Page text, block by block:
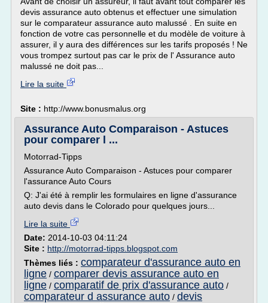
devis assurance auto obtenus et effectuer une simulation
sur le comparateur assurance auto malussé . En suite en
fonction de votre cas personnelle et du modèle de voiture à
assurer, il y aura des différences sur les tarifs proposés ! Ne
vous trompez surtout pas car le prix de l' Assurance auto
malussé ne doit pas...
Lire la suite
Site : http://www.bonusmalus.org
Assurance Auto Comparaison - Astuces
pour comparer l ...
Motorrad-Tipps
Assurance Auto Comparaison - Astuces pour comparer
l'assurance Auto Cours
Q: J'ai été à remplir les formulaires en ligne d'assurance
auto devis dans le Colorado pour quelques jours...
Lire la suite
Date: 2014-10-03 04:11:24
Site : http://motorrad-tipps.blogspot.com
Thèmes liés : comparateur d'assurance auto en
ligne / comparer devis assurance auto en
ligne / comparatif de prix d'assurance auto /
comparateur d assurance auto / devis